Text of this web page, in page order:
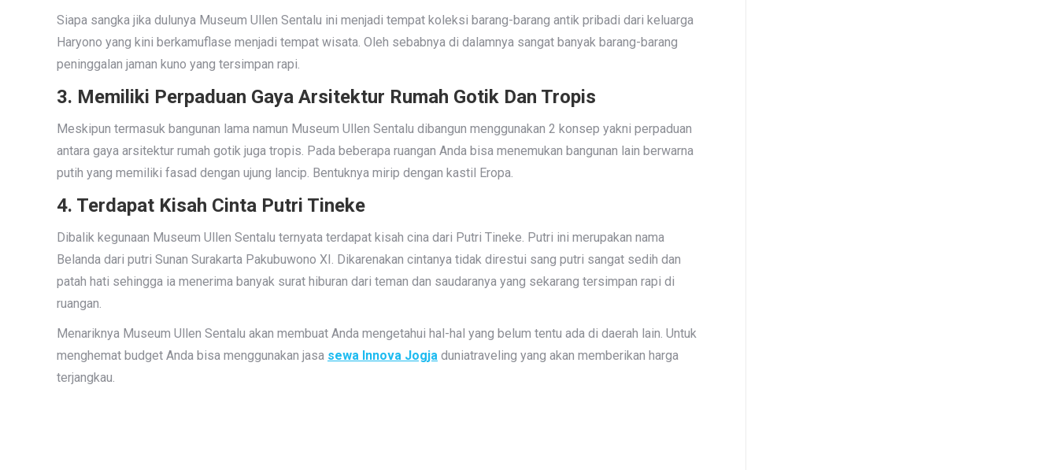
Siapa sangka jika dulunya Museum Ullen Sentalu ini menjadi tempat koleksi barang-barang antik pribadi dari keluarga
Haryono yang kini berkamuflase menjadi tempat wisata. Oleh sebabnya di dalamnya sangat banyak barang-barang
peninggalan jaman kuno yang tersimpan rapi.
3. Memiliki Perpaduan Gaya Arsitektur Rumah Gotik Dan Tropis
Meskipun termasuk bangunan lama namun Museum Ullen Sentalu dibangun menggunakan 2 konsep yakni perpaduan
antara gaya arsitektur rumah gotik juga tropis. Pada beberapa ruangan Anda bisa menemukan bangunan lain berwarna
putih yang memiliki fasad dengan ujung lancip. Bentuknya mirip dengan kastil Eropa.
4. Terdapat Kisah Cinta Putri Tineke
Dibalik kegunaan Museum Ullen Sentalu ternyata terdapat kisah cina dari Putri Tineke. Putri ini merupakan nama
Belanda dari putri Sunan Surakarta Pakubuwono XI. Dikarenakan cintanya tidak direstui sang putri sangat sedih dan
patah hati sehingga ia menerima banyak surat hiburan dari teman dan saudaranya yang sekarang tersimpan rapi di
ruangan.
Menariknya Museum Ullen Sentalu akan membuat Anda mengetahui hal-hal yang belum tentu ada di daerah lain. Untuk
menghemat budget Anda bisa menggunakan jasa sewa Innova Jogja duniatraveling yang akan memberikan harga
terjangkau.